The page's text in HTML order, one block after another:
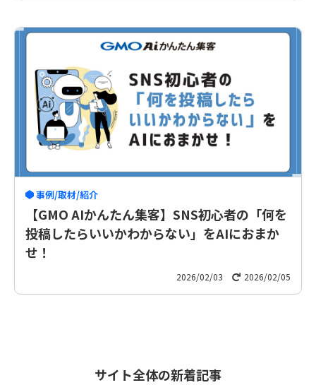
事例/取材/紹介
【GMO AIかんたん集客】SNS初心者の「何を
投稿したらいいかわからない」をAIにおまか
せ！
2026/02/03 2026/02/05
サイト全体の新着記事